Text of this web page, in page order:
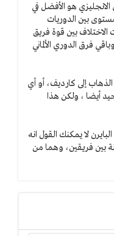
الانجليزي هو الأفضل في
مستوى بين الدوريات
الاختلاف بين قوة فريق
فرق الدوري الألماني
إلى كارديف، أو أي
أيضا ، ولكن هذا
لا يمكنك القول انه
بين فريقين، وهما من